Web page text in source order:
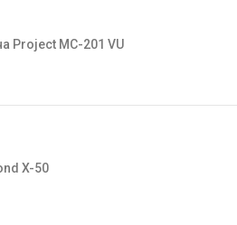
Project MC-201 VU
X-50